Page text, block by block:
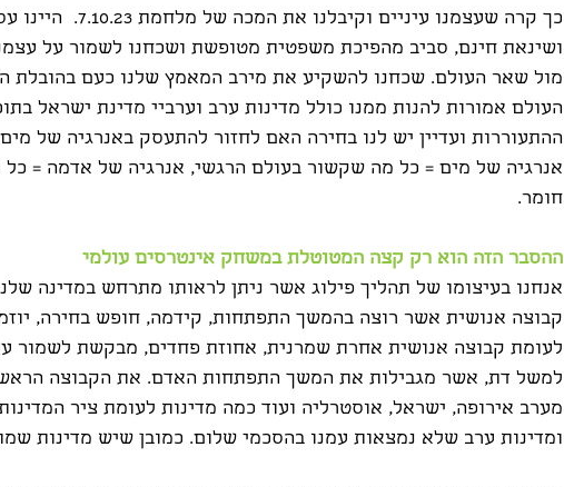
כך קרה שעצמנו
ושינאת חינם, סביב מהפיכת משפטית מטופשת ושכחנו לשמור על
מול שאר העולם. שכחנו להשקיע את מירב המאמץ שלנו כעם בהובלת
ההתעוררות ועדיין יש לנו בחירה האם לחזור להתעסק באנרגיה של
אנרגיה של מים = כל מה שקשור בעולם הרגשי, אנרגיה של אדמה =
חומר.
ההסבר הזה הוא רק קצה המטוטלת במשחק אינטרסים עולמי
אנחנו בעיצומו של תהליך פילוג אשר ניתן לראותו מתרחש במדינה
קבוצה אנושית אשר רוצה בהמשך התפתחות, קידמה, חופש בחירה,
לעומת קבוצה אנושית אחרת שמרנית, אחוזת פחדים, מבקשת לשמור
למשל דת, אשר מגבילות את המשך התפתחות האדם. את הקבוצה
מערב אירופה, ישראל, אוסטרליה ועוד כמה מדינות לעומת ציר
ומדינות ערב שלא נמצאות עמנו בהסכמי שלום. כמובן שיש מדינות